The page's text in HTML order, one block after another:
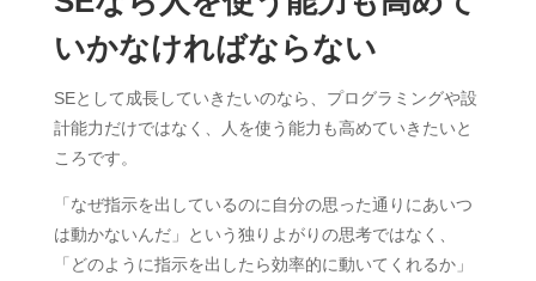
いかなければならない
SEとして成長していきたいのなら、プログラミングや設
計能力だけではなく、人を使う能力も高めていきたいと
ころです。
「なぜ指示を出しているのに自分の思った通りにあいつ
は動かないんだ」という独りよがりの思考ではなく、
「どのように指示を出したら効率的に動いてくれるか」